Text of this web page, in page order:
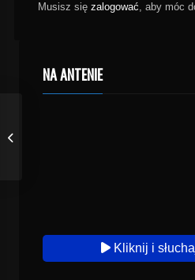
Musisz się zalogować, aby móc
NA ANTENIE
Kliknij i